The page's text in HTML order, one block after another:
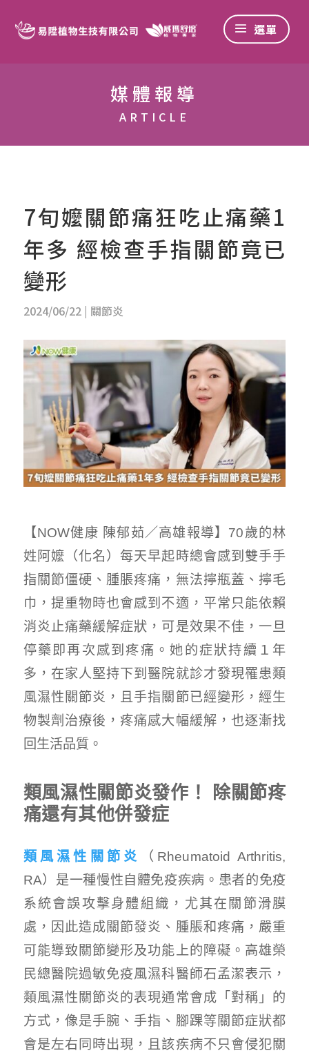
媒體報導
ARTICLE
7旬嬤關節痛狂吃止痛藥1
年多 經檢查手指關節竟已
變形
2024/06/22| 關節炎
【NOW健康 陳郁茹／高雄報導】70歲的林
姓阿嬤（化名）每天早起時總會感到雙手手
指關節僵硬、腫脹疼痛，無法擰瓶蓋、擰毛
巾，提重物時也會感到不適，平常只能依賴
消炎止痛藥緩解症狀，可是效果不佳，一旦
停藥即再次感到疼痛。她的症狀持續１年
多，在家人堅持下到醫院就診才發現罹患類
風濕性關節炎，且手指關節已經變形，經生
物製劑治療後，疼痛感大幅緩解，也逐漸找
回生活品質。
類風濕性關節炎發作！ 除關節疼
痛還有其他併發症
類風濕性關節炎
（Rheumatoid Arthritis,
RA）是一種慢性自體免疫疾病。患者的免疫
系統會誤攻擊身體組織，尤其在關節滑膜
處，因此造成關節發炎、腫脹和疼痛，嚴重
可能導致關節變形及功能上的障礙。高雄榮
民總醫院過敏免疫風濕科醫師石孟潔表示，
類風濕性關節炎的表現通常會成「對稱」的
方式，像是手腕、手指、腳踝等關節症狀都
會是左右同時出現，且該疾病不只會侵犯關